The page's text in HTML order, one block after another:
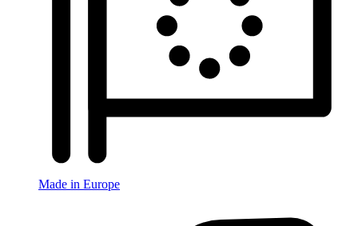
Made in Europe